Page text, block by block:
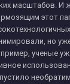
масштабов. И
этот
но
ученые